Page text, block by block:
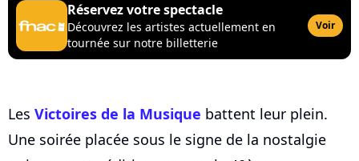
Réservez votre spectacle
Découvrez les artistes actuellement en
tournée sur notre billetterie
Voir
Les Victoires de la Musique battent leur plein.
Une soirée placée sous le signe de la nostalgie